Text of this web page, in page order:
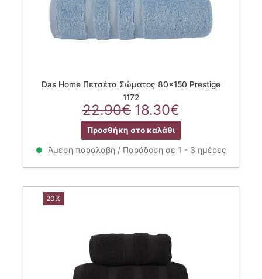
Das Home Πετσέτα Σώματος 80×150 Prestige
1172
22.90€ Original
price
was:
22.90€.
18.30€
τρέχουσα
τιμή
είναι:
Προσθήκη στο καλάθι
Άμεση παραλαβή / Παράδοση σε 1 - 3 ημέρες
20%